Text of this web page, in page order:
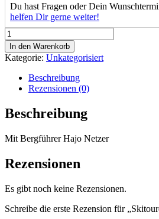
Du hast Fragen oder Dein
helfen Dir gerne weiter!
Skitourenführung
Menge
In den Warenkorb
Kategorie: Unkategorisiert
Beschreibung
Rezensionen (0)
Beschreibung
Mit Bergführer Hajo Netzer
Rezensionen
Es gibt noch keine Rezensionen.
Schreibe die erste Rezension für